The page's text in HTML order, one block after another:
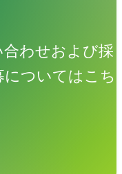
わせおよび採
ついてはこち